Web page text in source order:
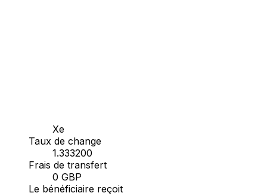
Xe
Taux de change
1.333200
Frais de transfert
0 GBP
Le bénéficiaire reçoit